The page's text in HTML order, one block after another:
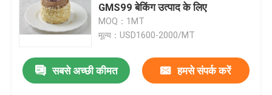
GMS99 बेकिंग उत्पाद के लिए
MOQ：1MT
मूल्य：USD1600-2000/MT
सबसे अच्छी कीमत हमसे संपर्क करें